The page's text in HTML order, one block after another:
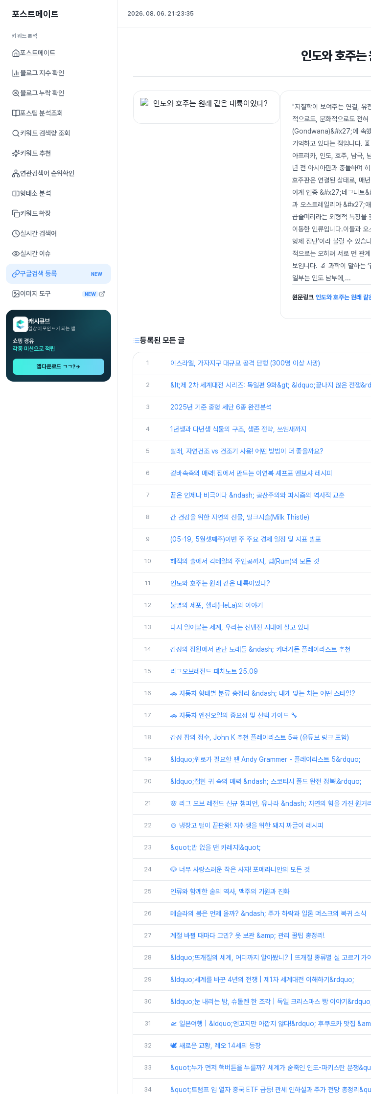
포스트메이트
키워드분석
포스트메이트
블로그 지수 확인
블로그 누락 확인
포스팅 분석조회
키워드 검색량 조회
키워드 추천
연관검색어 순위확인
형태소 분석
키워드 확장
실시간 검색어
실시간 이슈
구글검색 등록 NEW
이미지 도구 NEW
캐시큐브
일상이 포인트가 되는 앱
쇼핑 경유
각종 미션으로 적립
앱다운로드 ㄱㄱ?→
2026. 08. 06. 21:23:36
인도와 호주는
"지질학이 보여주는 연결, 유
적으로도, 문화적으로도 전
(Gondwana)&#x27;에 속했
기억하고 있다는 점입니다.
아프리카, 인도, 호주, 남극,
년 전 아시아판과 충돌하며
호주판은 연결된 상태로, 매
아계 인종 &#x27;네그니토
과 오스트레일리아 &#x27;
곱슬머리라는 외형적 특징을
이동한 인류입니다.이들과
형제 집단’이라 불릴 수 있습
적으로는 오히려 서로 먼 관
보입니다. 🔬 과학이 말하는
일부는 인도 남부에, ...
원문링크 인도와 호주는 원래 같
등록된 모든 글
1 이스라엘, 가자지구 대규모 공격 단행 (300명 이상 사망)
2 &lt;제 2차 세계대전 시리즈: 독일편 9화&gt; &ldquo;끝나지 않은 전쟁
3 2025년 기준 중형 세단 6종 완전분석
4 1년생과 다년생 식물의 구조, 생존 전략, 쓰임새까지
5 빨래, 자연건조 vs 건조기 사용! 어떤 방법이 더 좋을까요?
6 겉바속촉의 매력! 집에서 만드는 이연복 셰프표 멘보샤 레시피
7 끝은 언제나 비극이다 &ndash; 공산주의와 파시즘의 역사적 교훈
8 간 건강을 위한 자연의 선물, 밀크시슬(Milk Thistle)
9 (05-19, 5월셋째주)이번 주 주요 경제 일정 및 지표 발표
10 해적의 술에서 칵테일의 주인공까지, 럼(Rum)의 모든 것
11 인도와 호주는 원래 같은 대륙이었다?
12 불멸의 세포, 헬라(HeLa)의 이야기
13 다시 얼어붙는 세계, 우리는 신냉전 시대에 살고 있다
14 감성의 정원에서 만난 노래들 &ndash; 카더가든 플레이리스트 추천
15 리그오브레전드 패치노트 25.09
16 🚗 자동차 형태별 분류 총정리 &ndash; 내게 맞는 차는 어떤 스타일?
17 🚗 자동차 엔진오일의 중요성 및 선택 가이드 🔧
18 감성 팝의 정수, John K 추천 플레이리스트 5곡 (유튜브 링크 포함)
19 &ldquo;위로가 필요할 땐 Andy Grammer - 플레이리스트 5&rdquo;
20 &ldquo;접힌 귀 속의 매력 &ndash; 스코티시 폴드 완전 정복!&rdquo;
21 🌸 리그 오브 레전드 신규 챔피언, 유나라 &ndash; 자연의 힘을 가진 원거
22 🍲 냉장고 털이 끝판왕! 자취생을 위한 돼지 짜글이 레시피
23 &quot;밥 없을 땐 카레지!&quot;
24 🐶 너무 사랑스러운 작은 사자! 포메라니안의 모든 것
25 인류와 함께한 술의 역사, 맥주의 기원과 진화
26 테슬라의 봄은 언제 올까? &ndash; 주가 하락과 일론 머스크의 복귀 소식
27 계절 바뀔 때마다 고민? 옷 보관 &amp; 관리 꿀팁 총정리!
28 &ldquo;뜨개질의 세계, 어디까지 알아봤니? | 뜨개질 종류별 실 고르기
29 &ldquo;세계를 바꾼 4년의 전쟁 | 제1차 세계대전 이해하기&rdquo;
30 &ldquo;눈 내리는 밤, 슈톨렌 한 조각 | 독일 크리스마스 빵 이야기
31 🛫 일본여행 | &ldquo;엔고지만 아깝지 않다!&rdquo; 후쿠오카 맛집
32 🕊️ 새로운 교황, 레오 14세의 등장
33 &quot;누가 먼저 핵버튼을 누를까? 세계가 숨죽인 인도-파키스탄 분쟁
34 &quot;트럼프 입 열자 중국 ETF 급등! 관세 인하설과 주가 전망 총정리